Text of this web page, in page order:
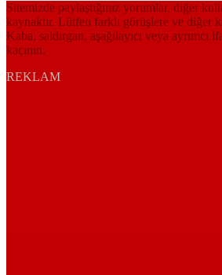
Sitemizde paylaştığınız yorumlar, diğer
kaynaktır. Lütfen farklı görüşlere ve diğer
Kaba, saldırgan, aşağılayıcı veya ayrımcı
kaçının.
REKLAM